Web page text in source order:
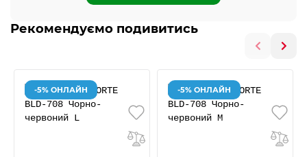
Рекомендуємо подивитись
-5% ОНЛАЙН -5% ОНЛАЙН